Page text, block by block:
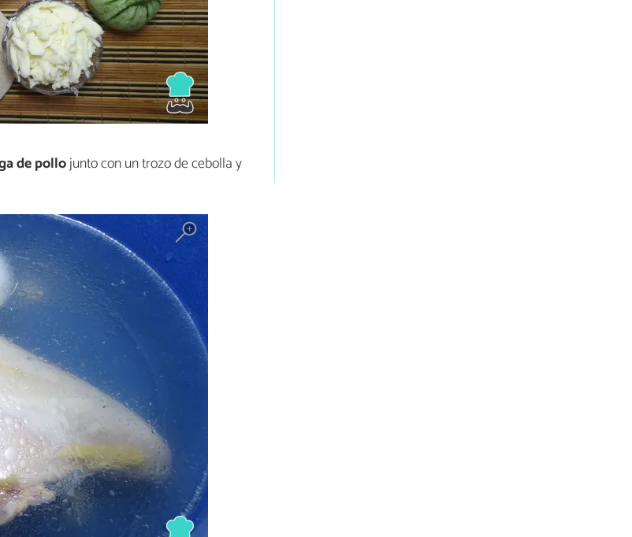
de pollojunto con un trozo de cebolla y